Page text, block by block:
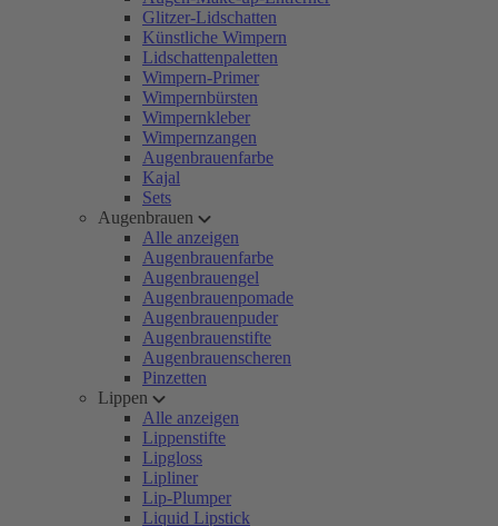
Glitzer-Lidschatten
Künstliche Wimpern
Lidschattenpaletten
Wimpern-Primer
Wimpernbürsten
Wimpernkleber
Wimpernzangen
Augenbrauenfarbe
Kajal
Sets
Augenbrauen
Alle anzeigen
Augenbrauenfarbe
Augenbrauengel
Augenbrauenpomade
Augenbrauenpuder
Augenbrauenstifte
Augenbrauenscheren
Pinzetten
Lippen
Alle anzeigen
Lippenstifte
Lipgloss
Lipliner
Lip-Plumper
Liquid Lipstick